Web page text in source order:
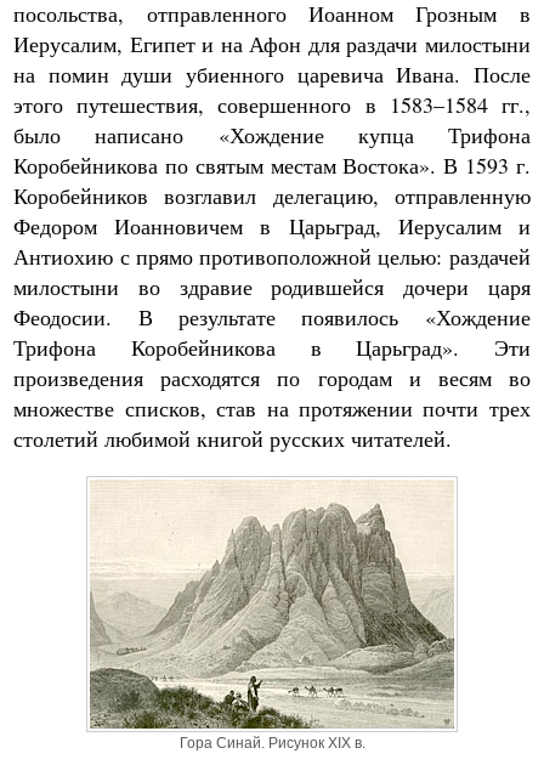
посольства, отправленного Иоанном Грозным в
Иерусалим, Египет и на Афон для раздачи милостыни
на помин души убиенного царевича Ивана. После
этого путешествия, совершенного в 1583–1584 гг.,
было написано «Хождение купца Трифона
Коробейникова по святым местам Востока». В 1593 г.
Коробейников возглавил делегацию, отправленную
Федором Иоанновичем в Царьград, Иерусалим и
Антиохию с прямо противоположной целью: раздачей
милостыни во здравие родившейся дочери царя
Феодосии. В результате появилось «Хождение
Трифона Коробейникова в Царьград». Эти
произведения расходятся по городам и весям во
множестве списков, став на протяжении почти трех
столетий любимой книгой русских читателей.
Гора Синай. Рисунок XIX в.